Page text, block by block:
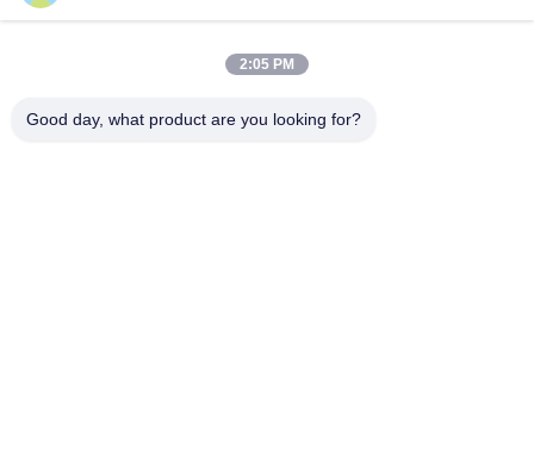
Produkte
Über Uns
2:05 PM
Good day, what product are you looking for?